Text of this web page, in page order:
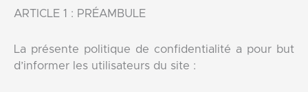
ARTICLE 1 : PRÉAMBULE
La présente politique de confidentialité a pour but
d’informer les utilisateurs du site :